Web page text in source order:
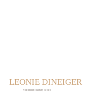
LEONIE DINEIGER
Medizinische Fachangestellte